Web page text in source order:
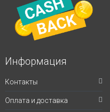
Информация
Контакты
Оплата и доставка